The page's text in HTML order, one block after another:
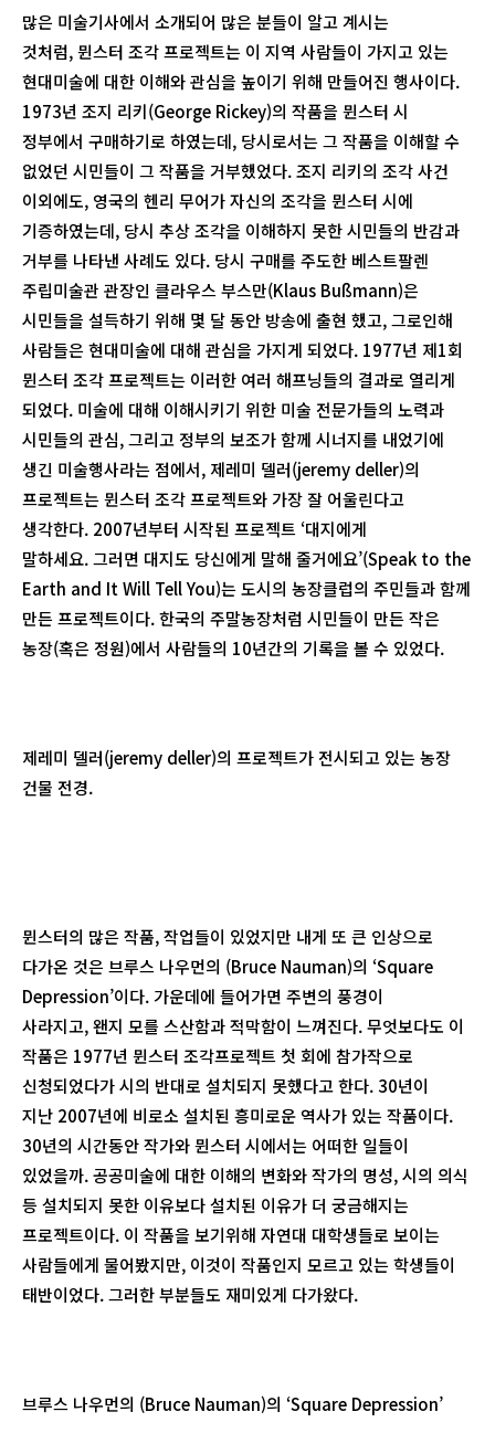
많은 미술기사에서 소개되어 많은 분들이 알고 계시는
것처럼, 뮌스터 조각 프로젝트는 이 지역 사람들이 가지고 있는
현대미술에 대한 이해와 관심을 높이기 위해 만들어진 행사이다.
1973년 조지 리키(George Rickey)의 작품을 뮌스터 시
정부에서 구매하기로 하였는데, 당시로서는 그 작품을 이해할 수
없었던 시민들이 그 작품을 거부했었다. 조지 리키의 조각 사건
이외에도, 영국의 헨리 무어가 자신의 조각을 뮌스터 시에
기증하였는데, 당시 추상 조각을 이해하지 못한 시민들의 반감과
거부를 나타낸 사례도 있다. 당시 구매를 주도한 베스트팔렌
주립미술관 관장인 클라우스 부스만(Klaus Bußmann)은
시민들을 설득하기 위해 몇 달 동안 방송에 출현 했고, 그로인해
사람들은 현대미술에 대해 관심을 가지게 되었다. 1977년 제1회
뮌스터 조각 프로젝트는 이러한 여러 해프닝들의 결과로 열리게
되었다. 미술에 대해 이해시키기 위한 미술 전문가들의 노력과
시민들의 관심, 그리고 정부의 보조가 함께 시너지를 내었기에
생긴 미술행사라는 점에서, 제레미 델러(jeremy deller)의
프로젝트는 뮌스터 조각 프로젝트와 가장 잘 어울린다고
생각한다. 2007년부터 시작된 프로젝트 ‘대지에게
말하세요. 그러면 대지도 당신에게 말해 줄거에요’(Speak to the
Earth and It Will Tell You)는 도시의 농장클럽의 주민들과 함께
만든 프로젝트이다. 한국의 주말농장처럼 시민들이 만든 작은
농장(혹은 정원)에서 사람들의 10년간의 기록을 볼 수 있었다.
제레미 델러(jeremy deller)의 프로젝트가 전시되고 있는 농장
건물 전경.
뮌스터의 많은 작품, 작업들이 있었지만 내게 또 큰 인상으로
다가온 것은 브루스 나우먼의 (Bruce Nauman)의 ‘Square
Depression’이다. 가운데에 들어가면 주변의 풍경이
사라지고, 왠지 모를 스산함과 적막함이 느껴진다. 무엇보다도 이
작품은 1977년 뮌스터 조각프로젝트 첫 회에 참가작으로
신청되었다가 시의 반대로 설치되지 못했다고 한다. 30년이
지난 2007년에 비로소 설치된 흥미로운 역사가 있는 작품이다.
30년의 시간동안 작가와 뮌스터 시에서는 어떠한 일들이
있었을까. 공공미술에 대한 이해의 변화와 작가의 명성, 시의 의식
등 설치되지 못한 이유보다 설치된 이유가 더 궁금해지는
프로젝트이다. 이 작품을 보기위해 자연대 대학생들로 보이는
사람들에게 물어봤지만, 이것이 작품인지 모르고 있는 학생들이
태반이었다. 그러한 부분들도 재미있게 다가왔다.
브루스 나우먼의 (Bruce Nauman)의 ‘Square Depression’